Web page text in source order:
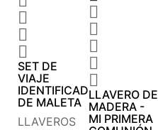



SET DE
VIAJE
IDENTIFICADOR
DE MALETA
LLAVEROS





LLAVERO DE
MADERA -
MI PRIMERA